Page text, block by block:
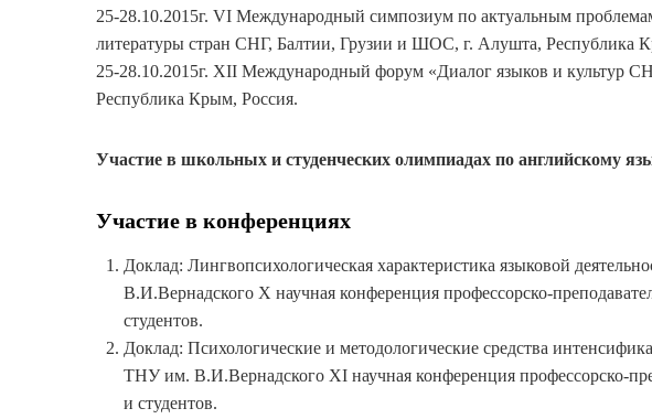
25-28.10.2015г. VI Международный симпозиум по актуальным
литературы стран СНГ, Балтии, Грузии и ШОС, г. Алушта, Республика
25-28.10.2015г. XII Международный форум «Диалог языков и культур
Республика Крым, Россия.
Участие в школьных и студенческих олимпиадах по английскому
Участие в конференциях
Доклад: Лингвопсихологическая характеристика языковой
В.И.Вернадского Х научная конференция профессорско-
студентов.
Доклад: Психологические и методологические средства
ТНУ им. В.И.Вернадского ХI научная конференция профессорско-
и студентов.